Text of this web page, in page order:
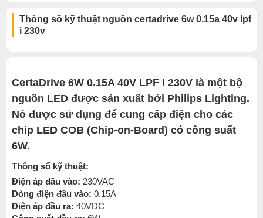
Thông số kỹ thuật nguồn certadrive 6w 0.15a 40v lpf
i 230v
CertaDrive 6W 0.15A 40V LPF I 230V là một bộ
nguồn LED được sản xuất bởi Philips Lighting.
Nó được sử dụng để cung cấp điện cho các
chip LED COB (Chip-on-Board) có công suất
6W.
Thông số kỹ thuật:
Điện áp đầu vào: 230VAC
Dòng điện đầu vào: 0.15A
Điện áp đầu ra: 40VDC